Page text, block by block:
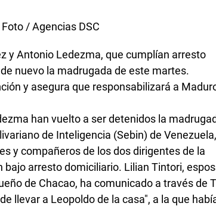
DSC
y Antonio Ledezma, que cumplían arresto
nuevo la madrugada de este martes.
y asegura que responsabilizará a
han vuelto a ser detenidos la
de Inteligencia (Sebin) de Venezuela,
y compañeros de los dos dirigentes de la
arresto domiciliario. Lilian Tintori,
de Chacao, ha comunicado a través de
llevar a Leopoldo de la casa", a la que